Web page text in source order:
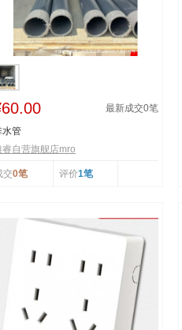
最新成交0笔
水管
睿自营旗舰店mro
交0笔 评价1笔